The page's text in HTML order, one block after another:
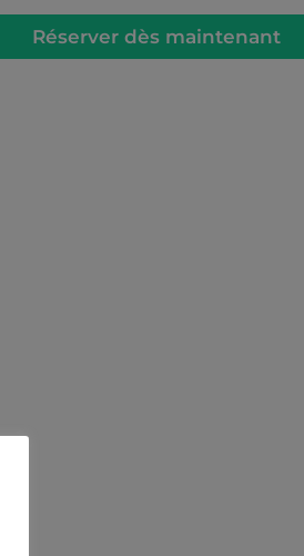
Réserver dès maintenant